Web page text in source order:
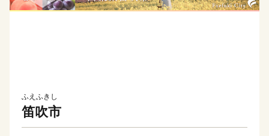
ふえふきし
笛吹市